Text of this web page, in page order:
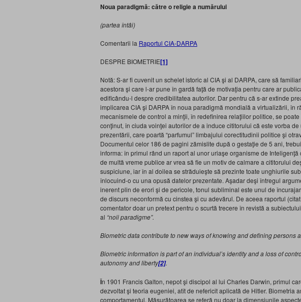
Noua paradigmă: către o religie a numărului
(partea întâi)
Comentarii la Raportul CIA-DARPA
DESPRE BIOMETRIE[1]
Notă: S-ar fi cuvenit un schelet istoric al CIA şi al DARPA, care să
acestora şi care l-ar pune în gardă faţă de motivaţia pentru care ar
edificându-l despre credibilitatea autorilor. Dar pentru că s-ar extinde
implicarea CIA şi DARPA în noua paradigmă mondială a virtualizării, în
mecanismele de control a minţii, în redefinirea relaţiilor politice, se
conţinut, în ciuda voinţei autorilor de a induce cititorului că este vorba de
prezentării, care poartă “parfumul” limbajului corectitudinii politice şi
Documentul celor 186 de pagini zămislite după o gestaţie de 5 ani,
informa: în primul rând un raport al unor uriaşe organisme de
de multă vreme publice ar vrea să fie un motiv de calmare a cititorului
suspiciune, iar în al doilea se străduieşte să prezinte toate unghiurile
înlocuind-o cu una opusă datelor prezentate. Aşadar deşi întregul
inerent plin de erori şi de pericole, tonul subliminal este unul de
de discurs neconformă cu cinstea şi cu adevărul. De aceea raportul
comentator doar un pretext pentru o scurtă trecere în revistă a
al “noii paradigme”.
Biometric data contribute to new ways of knowing and defining persons
Biometric information is part of an individual’s identity and a loss of
autonomy and liberty[2].
În 1901 Francis Galton, nepot şi discipol al lui Charles Darwin, primul
dezvoltat şi teoria eugeniei, atît de nefericit aplicată de Hitler. Biometria
comportamentul. Măsurătoarea se referă nu doar la dimensiunile